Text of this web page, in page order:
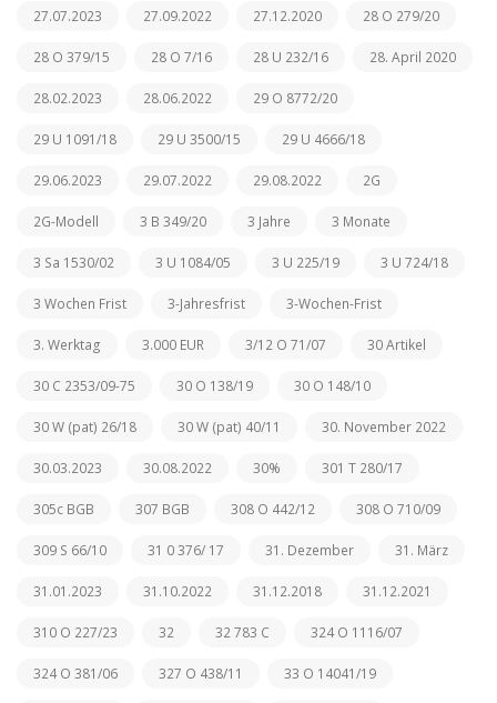
27.07.2023 27.09.2022 27.12.2020 28 O 279/20
28 O 379/15 28 O 7/16 28 U 232/16 28. April 2020
28.02.2023 28.06.2022 29 O 8772/20
29 U 1091/18 29 U 3500/15 29 U 4666/18
29.06.2023 29.07.2022 29.08.2022 2G
2G-Modell 3 B 349/20 3 Jahre 3 Monate
3 Sa 1530/02 3 U 1084/05 3 U 225/19 3 U 724/18
3 Wochen Frist 3-Jahresfrist 3-Wochen-Frist
3. Werktag 3.000 EUR 3/12 O 71/07 30 Artikel
30 C 2353/09-75 30 O 138/19 30 O 148/10
30 W (pat) 26/18 30 W (pat) 40/11 30. November 2022
30.03.2023 30.08.2022 30% 301 T 280/17
305c BGB 307 BGB 308 O 442/12 308 O 710/09
309 S 66/10 31 0 376/ 17 31. Dezember 31. März
31.01.2023 31.10.2022 31.12.2018 31.12.2021
310 O 227/23 32 32 783 C 324 O 1116/07
324 O 381/06 327 O 438/11 33 O 14041/19